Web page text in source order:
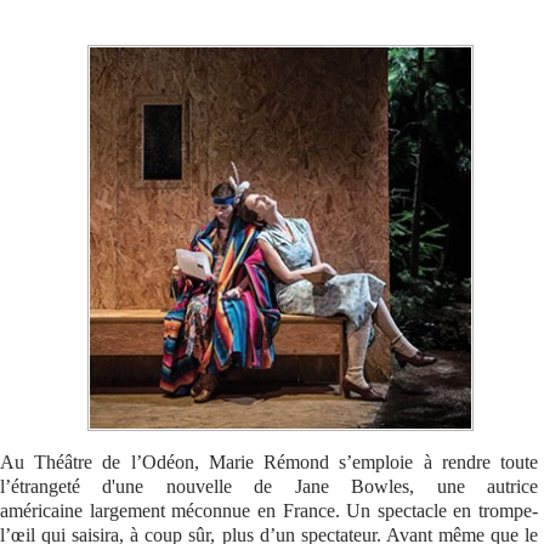
Se connecter
Au Théâtre de l’Odéon, Marie Rémond s’emploie à rendre toute
l’étrangeté d'une nouvelle de Jane Bowles, une autrice
américaine largement méconnue en France. Un spectacle en trompe-
l’œil qui saisira, à coup sûr, plus d’un spectateur. Avant même que le